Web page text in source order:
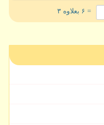
= ۶ بعلاوه ۳